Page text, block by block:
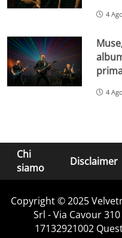
4
4
Chi
siamo
Disclaimer
Copyright © 2025
Srl - Via Cavour
17132921002